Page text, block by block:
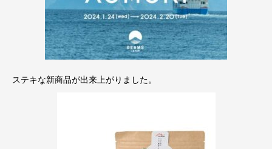
ステキな新商品が出来上がりました。